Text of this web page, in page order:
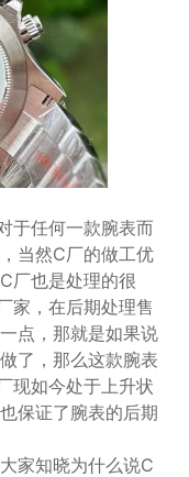
于任何一款腕表而
当然C厂的做工优
厂也是处理的很
家，在后期处理售
点，那就是如果说
了，那么这款腕表
现如今处于上升状
保证了腕表的后期
家知晓为什么说C